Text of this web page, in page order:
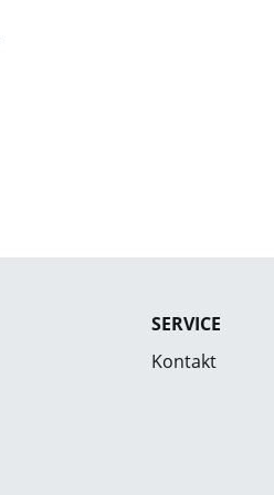
SERVICE
Kontakt